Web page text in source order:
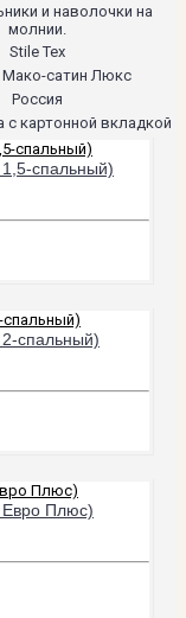
и наволочки на
молнии.
Stile Tex
Мако-сатин Люкс
Россия
с картонной вкладкой
спальный)
спальный)
Евро Плюс)